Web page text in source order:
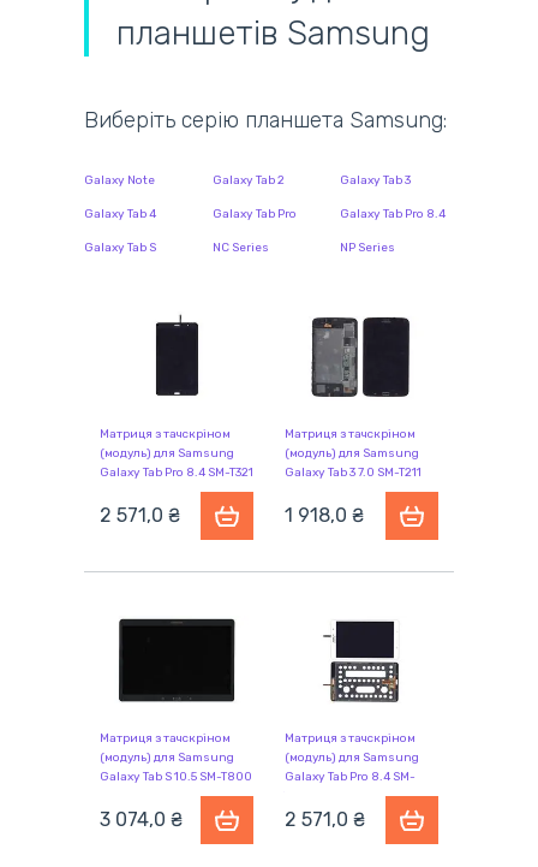
планшетів Samsung
Виберіть серію планшета Samsung:
Galaxy Note Galaxy Tab 2 Galaxy Tab 3
Galaxy Tab 4 Galaxy Tab Pro Galaxy Tab Pro 8.4
Galaxy Tab S NC Series NP Series
Матриця з тачскріном
(модуль) для Samsung
Galaxy Tab Pro 8.4 SM-T321
2 571,0 ₴
Матриця з тачскріном
(модуль) для Samsung
Galaxy Tab 3 7.0 SM-T211
коричневий з рамкою
1 918,0 ₴
Матриця з тачскріном
(модуль) для Samsung
Galaxy Tab S 10.5 SM-T800
3 074,0 ₴
Матриця з тачскріном
(модуль) для Samsung
Galaxy Tab Pro 8.4 SM-
T321, SM-T325 білий
2 571,0 ₴